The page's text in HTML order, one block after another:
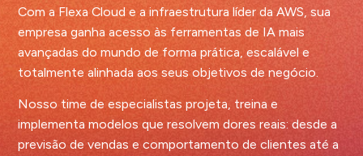
Com a Flexa Cloud e a infraestrutura líder da AWS, sua
empresa ganha acesso às ferramentas de IA mais
avançadas do mundo de forma prática, escalável e
totalmente alinhada aos seus objetivos de negócio.
Nosso time de especialistas projeta, treina e
implementa modelos que resolvem dores reais: desde a
previsão de vendas e comportamento de clientes até a